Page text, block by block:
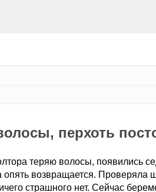
перхоть
теряю волосы, появились
возвращается. Проверяла
страшного нет. Сейчас